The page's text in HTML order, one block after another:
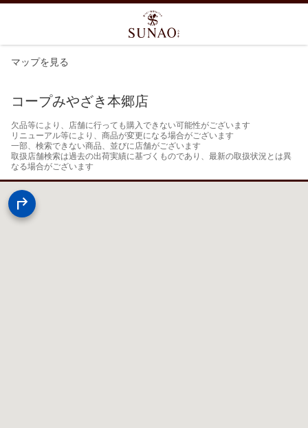
マップを見る
コープみやざき本郷店
欠品等により、店舗に行っても購入できない可能性がございます
リニューアル等により、商品が変更になる場合がございます
一部、検索できない商品、並びに店舗がございます
取扱店舗検索は過去の出荷実績に基づくものであり、最新の取扱状況とは異
なる場合がございます